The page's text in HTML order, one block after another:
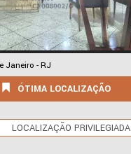
Janeiro - RJ
ÓTIMA LOCALIZAÇÃO
LOCALIZAÇÃO PRIVILEGIADA